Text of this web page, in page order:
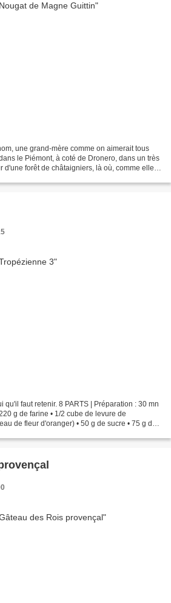
une grand-mère comme on aimerait tous
le Piémont, à coté de Dronero, dans un très
d'une forêt de châtaigniers, là où, comme elle
qu'il faut retenir. 8 PARTS | Préparation : 30 mn
g de farine • 1/2 cube de levure de
de fleur d'oranger) • 50 g de sucre • 75 g de